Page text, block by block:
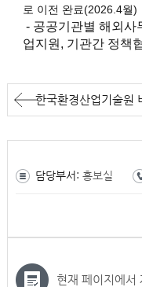
로 이전 완료(2026.4월)
- 공공기관별 해외사
업지원, 기관간 정책
담당부서: 홍보실
현재 페이지에서